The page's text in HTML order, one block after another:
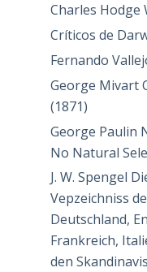
Charles Hodge
Críticos de
Fernando
George Mivart
(1871)
George Paulin
No Natural
J. W. Spengel
Vepzeichniss
Deutschland,
Frankreich,
den